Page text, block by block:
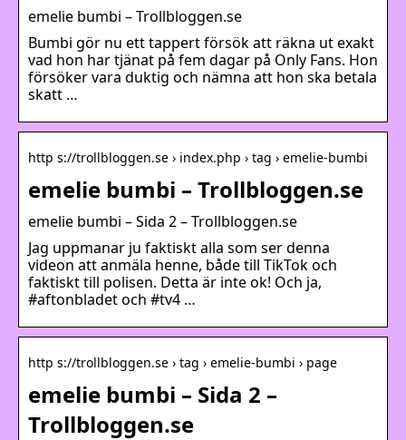
emelie bumbi – Trollbloggen.se
Bumbi gör nu ett tappert försök att räkna ut exakt
vad hon har tjänat på fem dagar på Only Fans. Hon
försöker vara duktig och nämna att hon ska betala
skatt …
http s://trollbloggen.se › index.php › tag › emelie-bumbi
emelie bumbi – Trollbloggen.se
emelie bumbi – Sida 2 – Trollbloggen.se
Jag uppmanar ju faktiskt alla som ser denna
videon att anmäla henne, både till TikTok och
faktiskt till polisen. Detta är inte ok! Och ja,
#aftonbladet och #tv4 …
http s://trollbloggen.se › tag › emelie-bumbi › page
emelie bumbi – Sida 2 –
Trollbloggen.se